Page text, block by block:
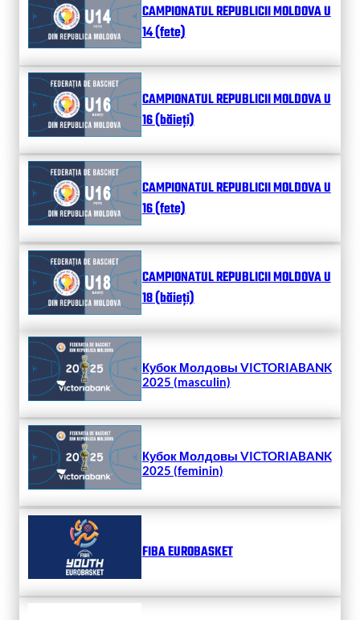
CAMPIONATUL REPUBLICII MOLDOVA U
14 (fete)
CAMPIONATUL REPUBLICII MOLDOVA U
16 (băieți)
CAMPIONATUL REPUBLICII MOLDOVA U
16 (fete)
CAMPIONATUL REPUBLICII MOLDOVA U
18 (băieți)
Кубок Молдовы VICTORIABANK
2025 (masculin)
Кубок Молдовы VICTORIABANK
2025 (feminin)
FIBA EUROBASKET